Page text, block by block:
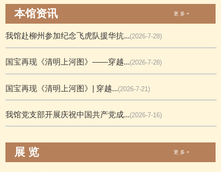
本馆资讯 更 多 +
我馆赴柳州参加纪念飞虎队援华抗...(2026-7-28)
国宝再现《清明上河图》——穿越...(2026-7-28)
国宝再现《清明上河图》| 穿越...(2026-7-21)
我馆党支部开展庆祝中国共产党成...(2026-7-16)
展 览 更 多 +